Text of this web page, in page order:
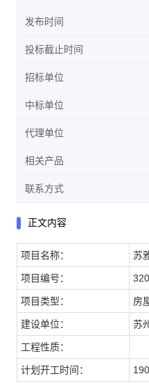
发布时间
投标截止时间
招标单位
中标单位
代理单位
相关产品
联系方式
正文内容
项目名称： 苏
项目编号：
项目类型： 房
建设单位： 苏
工程性质：
计划开工时间：